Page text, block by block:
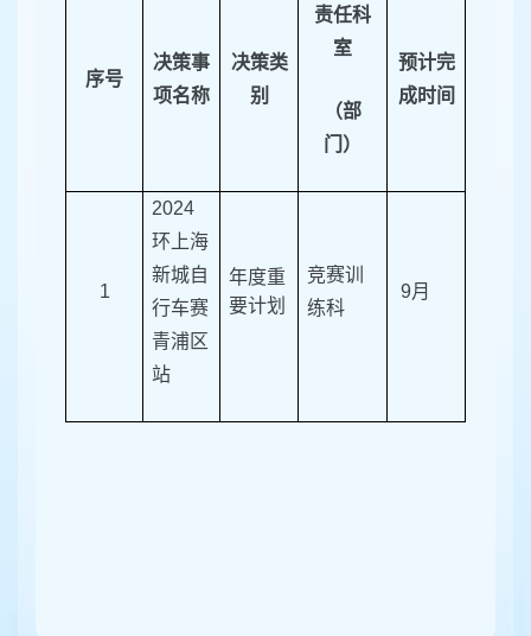
序号
决策事
项名称
决策类
别
责任科
室
（部
门）
预计完
成时间
1
2024
环上海
新城自
行车赛
青浦区
站
年度重
要计划
竞赛训
练科
9月